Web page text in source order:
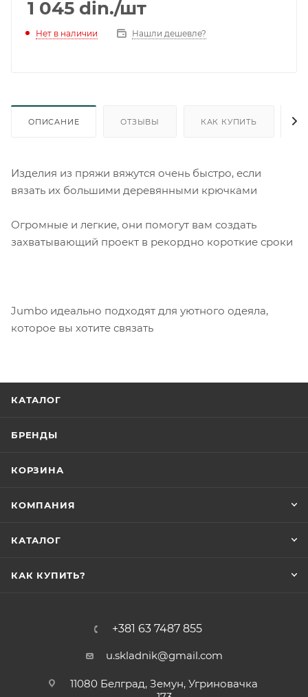
1 045 din./шт
Нет в наличии Нашли дешевле?
ОПИСАНИЕ ОТЗЫВЫ КАК КУПИТЬ
Изделия из пряжи вяжутся очень быстро, если
вязать их большими деревянными крючками
Огромные и легкие, они помогут вам создать
захватывающий проект в рекордно короткие сроки
Jumbo идеально подходят для уютного одеяла,
которое вы хотите связать
КАТАЛОГ
БРЕНДЫ
КОРЗИНА
КОМПАНИЯ
КАТАЛОГ
КАК КУПИТЬ?
+381 63 7487 855
u.skladnik@gmail.com
11080 Белград, Земун, Угриновачка